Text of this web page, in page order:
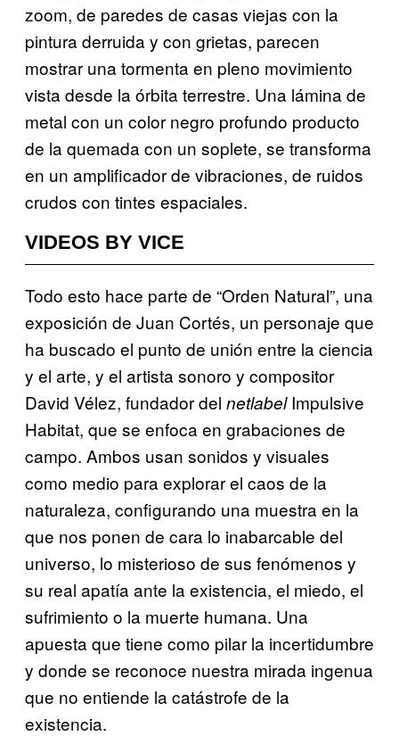
zoom, de paredes de casas viejas con la
pintura derruida y con grietas, parecen
mostrar una tormenta en pleno movimiento
vista desde la órbita terrestre. Una lámina de
metal con un color negro profundo producto
de la quemada con un soplete, se transforma
en un amplificador de vibraciones, de ruidos
crudos con tintes espaciales.
VIDEOS BY VICE
Todo esto hace parte de “Orden Natural”, una
exposición de Juan Cortés, un personaje que
ha buscado el punto de unión entre la ciencia
y el arte, y el artista sonoro y compositor
David Vélez, fundador del netlabelImpulsive
Habitat, que se enfoca en grabaciones de
campo. Ambos usan sonidos y visuales
como medio para explorar el caos de la
naturaleza, configurando una muestra en la
que nos ponen de cara lo inabarcable del
universo, lo misterioso de sus fenómenos y
su real apatía ante la existencia, el miedo, el
sufrimiento o la muerte humana. Una
apuesta que tiene como pilar la incertidumbre
y donde se reconoce nuestra mirada ingenua
que no entiende la catástrofe de la
existencia.